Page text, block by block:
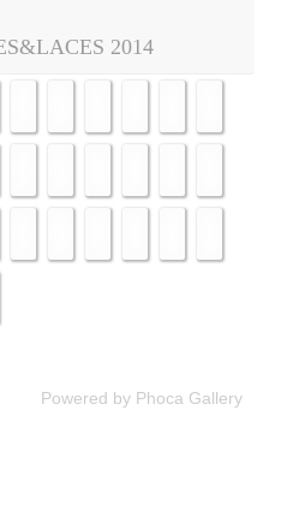
2014
Powered by Phoca Gallery